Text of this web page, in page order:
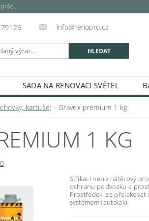
info@renopro.cz
SADA NA RENOVACI SVĚTEL
MÍCHANÉ PRŮMYSLOVÉ A
A KONZERVACE TMELY A
MASKOVÁNÍ A BALENÍ
HODNOCENÍ OBCHODU
kartuše) Gravex premium 1 kg
1 KG
Stříkací nebo nátěrový
ochranu podvozku a
Prostředek lze přelakovat
systémem (autolak).